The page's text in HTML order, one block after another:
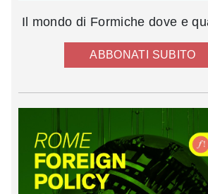
Il mondo di Formiche dove e
ABBONATI SUBITO